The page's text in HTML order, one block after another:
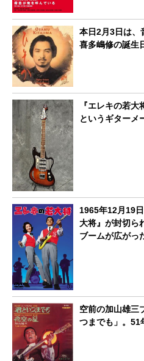
本日2月3日は、
喜多嶋修の誕生
『エレキの若
というギターメ
1965年12月19
大将』が封切ら
ブームが広がっ
空前の加山雄三
つまでも」。51